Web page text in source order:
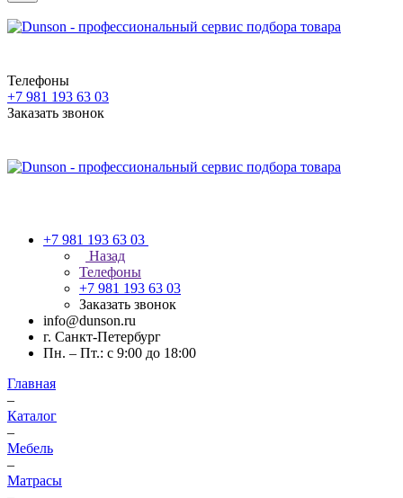
Телефоны
+7 981 193 63 03
Заказать звонок
+7 981 193 63 03
Назад
Телефоны
+7 981 193 63 03
Заказать звонок
info@dunson.ru
г. Санкт-Петербург
Пн. – Пт.: с 9:00 до 18:00
Главная
–
Каталог
–
Мебель
–
Матрасы